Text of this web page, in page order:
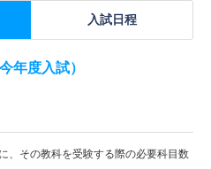
入試日程
年度入試）
、その教科を受験する際の必要科目数